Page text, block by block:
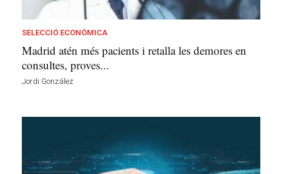
SELECCIÓ ECONÒMICA
Madrid atén més pacients i retalla les demores en
consultes, proves...
Jordi González